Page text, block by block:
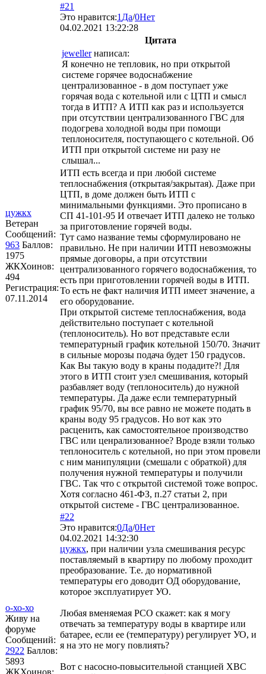
цужкх
Ветеран
Сообщений:
963 Баллов:
1975
ЖКХоинов:
494
Регистрация:
07.11.2014
#21
Это нравится:1 Да/0Нет
04.02.2021 13:22:28
Цитата
jewellerнаписал:
Я конечно не тепловик, но при открытой
системе горячее водоснабжение
централизованное - в дом поступает уже
горячая вода c котельной или с ЦТП и смысл
тогда в ИТП? А ИТП как раз и используется
при отсутствии централизованного ГВС для
подогрева холодной воды при помощи
теплоносителя, поступающего с котельной. Об
ИТП при открытой системе ни разу не
слышал...
ИТП есть всегда и при любой системе
теплоснабжения (открытая/закрытая). Даже при
ЦТП, в доме должен быть ИТП с
минимальными функциями. Это прописано в
СП 41-101-95 И отвечает ИТП далеко не только
за приготовление горячей воды.
Тут само название темы сформулировано не
правильно. Не при наличии ИТП невозможны
прямые договоры, а при отсутствии
централизованного горячего водоснабжения, то
есть при приготовлении горячей воды в ИТП.
То есть не факт наличия ИТП имеет значение, а
его оборудование.
При открытой системе теплоснабжения, вода
действительно поступает с котельной
(теплоноситель). Но вот представьте если
температурный график котельной 150/70. Значит
в сильные морозы подача будет 150 градусов.
Как Вы такую воду в краны подадите?! Для
этого в ИТП стоит узел смешивания, который
разбавляет воду (теплоноситель) до нужной
температуры. Да даже если температурный
график 95/70, вы все равно не можете подать в
краны воду 95 градусов. Но вот как это
расценить, как самостоятельное производство
ГВС или ценрализованное? Вроде взяли только
теплоноситель с котельной, но при этом провели
с ним манипуляции (смешали с обраткой) для
получения нужной температуры и получили
ГВС. Так что с открытой системой тоже вопрос.
Хотя согласно 461-ФЗ, п.27 статьи 2, при
открытой системе - ГВС централизованное.
о-хо-хо
Живу на
форуме
Сообщений:
2922 Баллов:
5893
ЖКХоинов:
#22
Это нравится:0Да/0Нет
04.02.2021 14:32:30
цужкх, при наличии узла смешивания ресурс
поставляемый в квартиру по любому проходит
преобразование. Т.е. до нормативной
температуры его доводит ОД оборудование,
которое эксплуатирует УО.
Любая вменяемая РСО скажет: как я могу
отвечать за температуру воды в квартире или
батарее, если ее (температуру) регулирует УО, и
я на это не могу повлиять?
Вот с насосно-повысительной станцией ХВС